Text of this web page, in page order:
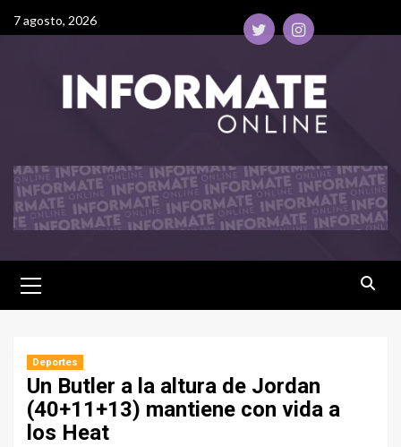
7 agosto, 2026
Deportes
Un Butler a la altura de Jordan
(40+11+13) mantiene con vida a
los Heat